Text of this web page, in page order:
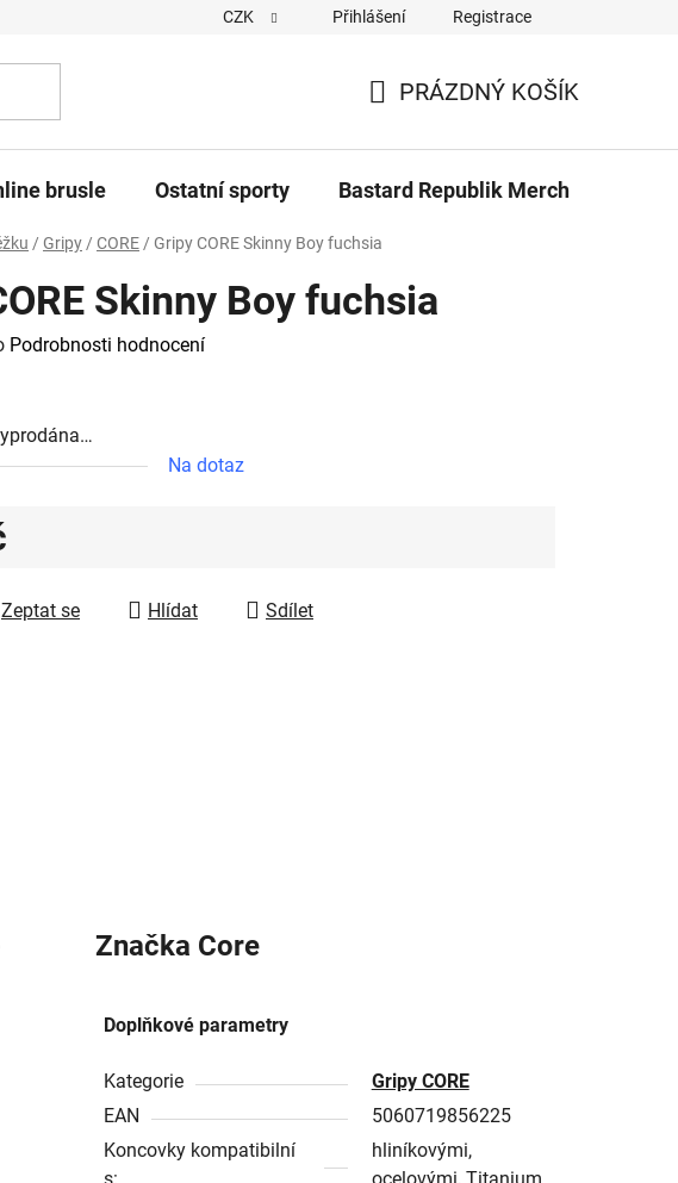
Cookies Kontakty Napiště nám
CZK Přihlášení Registrace
KOŠÍK
PRÁZDNÝ KOŠÍK
brusle Ostatní sporty Bastard Republik Merch
/ Gripy / CORE / Gripy CORE Skinny Boy fuchsia
Skinny Boy fuchsia
Podrobnosti hodnocení
Na dotaz
Zeptat se Hlídat Sdílet
Značka Core
Doplňkové parametry
Kategorie
Gripy CORE
EAN
5060719856225
Koncovky kompatibilní
s:
hliníkovými,
ocelovými, Titanium